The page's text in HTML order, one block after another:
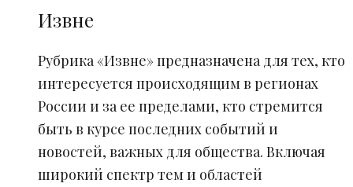
Извне
Рубрика «Извне» предназначена для тех, кто
интересуется происходящим в регионах
России и за ее пределами, кто стремится
быть в курсе последних событий и
новостей, важных для общества. Включая
широкий спектр тем и областей